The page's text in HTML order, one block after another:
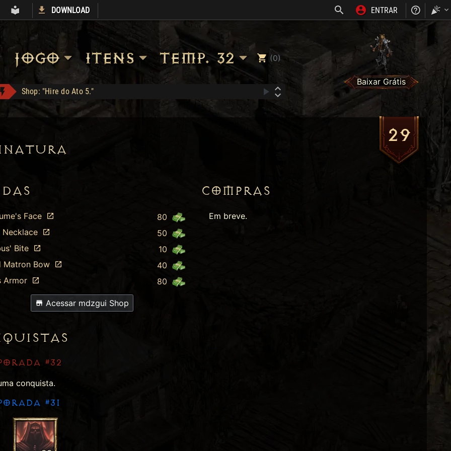
ARMORY LIBRARY DOWNLOAD ENTRAR
JOGO ITENS TEMP. 32 (0)
Shop: "Hire do Ato 5."
Reikage conquistou Level 99!
EGC1 conquistou Dark Wanderer!
Baixar Grátis
29
Face
80
Necklace
50
Bite
10
Matron Bow
40
Armor
80
Acessar mdzgui Shop
COMPRAS
Em breve.
#32
conquista.
#31